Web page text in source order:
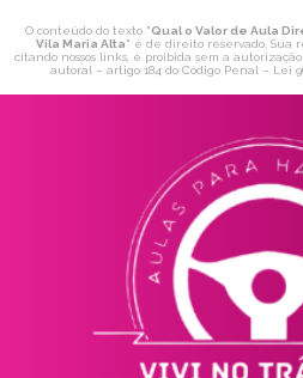
O conteúdo do texto "Qual o Valor de Aula
Vila Maria Alta" é de direito reservado. Sua
citando nossos links, é proibida sem a
autoral – artigo 184 do Código Penal – Lei